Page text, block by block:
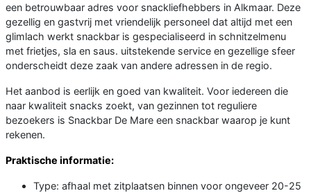
een betrouwbaar adres voor snackliefhebbers in Alkmaar. Deze
gezellig en gastvrij met vriendelijk personeel dat altijd met een
glimlach werkt snackbar is gespecialiseerd in schnitzelmenu
met frietjes, sla en saus. uitstekende service en gezellige sfeer
onderscheidt deze zaak van andere adressen in de regio.
Het aanbod is eerlijk en goed van kwaliteit. Voor iedereen die
naar kwaliteit snacks zoekt, van gezinnen tot reguliere
bezoekers is Snackbar De Mare een snackbar waarop je kunt
rekenen.
Praktische informatie:
Type: afhaal met zitplaatsen binnen voor ongeveer 20-25